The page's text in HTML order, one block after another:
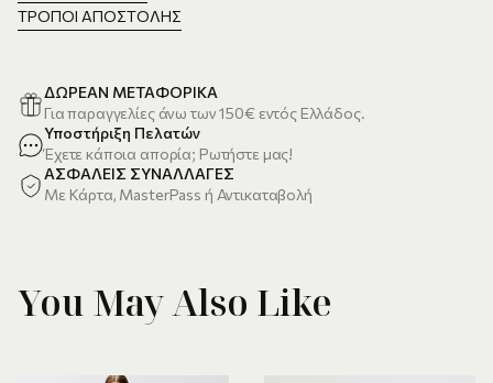
ΤΡΌΠΟΙ ΑΠΟΣΤΟΛΉΣ
ΔΩΡΕΑΝ ΜΕΤΑΦΟΡΙΚΑ
Για παραγγελίες άνω των 150€ εντός Ελλάδος.
Υποστήριξη Πελατών
Έχετε κάποια απορία; Ρωτήστε μας!
ΑΣΦΑΛΕΙΣ ΣΥΝΑΛΛΑΓΕΣ
Με Κάρτα, MasterPass ή Αντικαταβολή
You May Also Like